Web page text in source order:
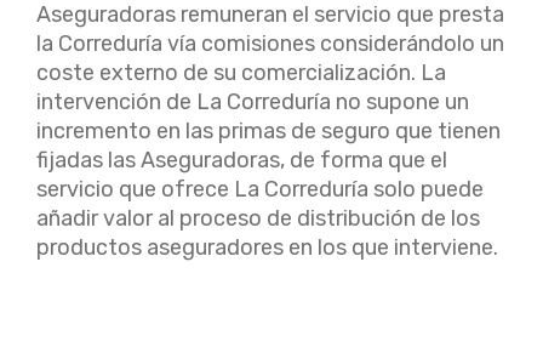
Aseguradoras remuneran el servicio que presta
la Correduría vía comisiones considerándolo un
coste externo de su comercialización. La
intervención de La Correduría no supone un
incremento en las primas de seguro que tienen
fijadas las Aseguradoras, de forma que el
servicio que ofrece La Correduría solo puede
añadir valor al proceso de distribución de los
productos aseguradores en los que interviene.